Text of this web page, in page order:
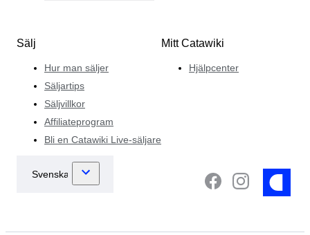
Sälj
Hur man säljer
Säljartips
Säljvillkor
Affiliateprogram
Bli en Catawiki Live-säljare
Mitt Catawiki
Hjälpcenter